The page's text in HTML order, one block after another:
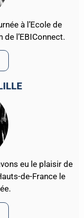
à l’Ecole de
l’EBIConnect.
eu le plaisir de
de-France le